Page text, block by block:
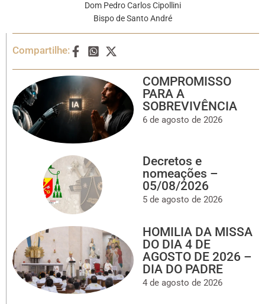
Dom Pedro Carlos Cipollini
Bispo de Santo André
Compartilhe:
COMPROMISSO
PARA A
SOBREVIVÊNCIA
6 de agosto de 2026
Decretos e
nomeações –
05/08/2026
5 de agosto de 2026
HOMILIA DA MISSA
DO DIA 4 DE
AGOSTO DE 2026 –
DIA DO PADRE
4 de agosto de 2026